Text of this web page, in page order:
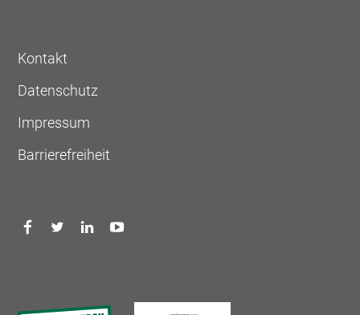
Kontakt
Datenschutz
Impressum
Barrierefreiheit